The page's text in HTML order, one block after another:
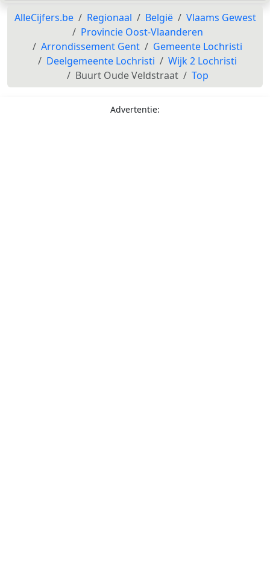
AlleCijfers.be Regionaal België
Vlaams Gewest
Provincie Oost-Vlaanderen
Arrondissement Gent
Gemeente Lochristi
Deelgemeente Lochristi
Wijk 2 Lochristi
Buurt Oude Veldstraat
Top
Advertentie: